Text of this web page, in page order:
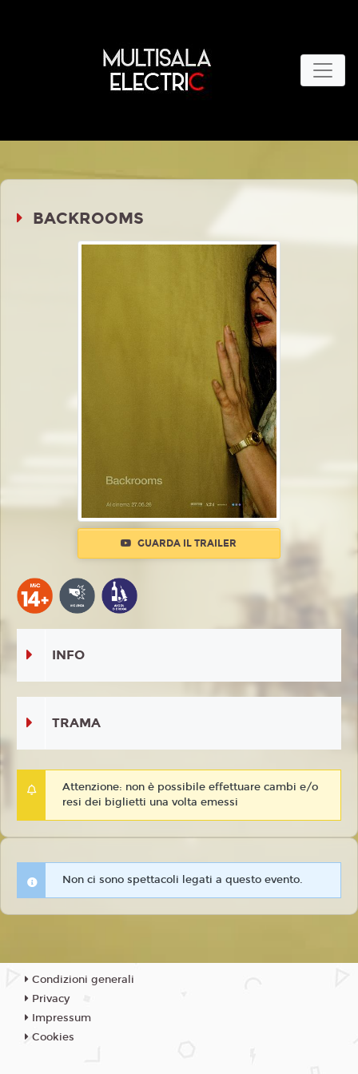
BACKROOMS
GUARDA IL TRAILER
INFO
TRAMA
Attenzione: non è possibile effettuare cambi e/o
resi dei biglietti una volta emessi
Non ci sono spettacoli legati a questo evento.
Condizioni generali
Privacy
Impressum
Cookies